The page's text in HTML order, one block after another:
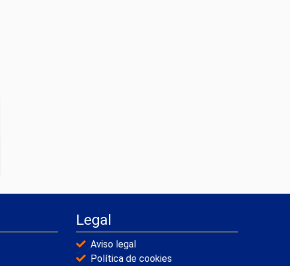
Legal
Aviso legal
Política de cookies